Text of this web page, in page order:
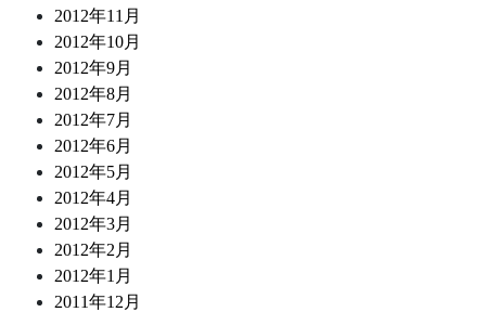
2012年11月
2012年10月
2012年9月
2012年8月
2012年7月
2012年6月
2012年5月
2012年4月
2012年3月
2012年2月
2012年1月
2011年12月